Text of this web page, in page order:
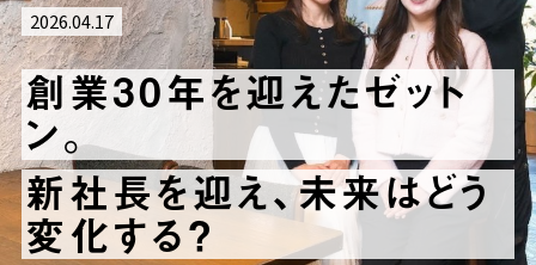
2026.04.17
創業30年を迎えたゼット
ン。
新社長を迎え、未来はどう
変化する？